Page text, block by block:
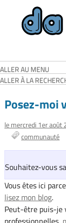
ALLER AU MENU
ALLER À LA
Posez-moi
le mercredi 1er août
communauté
Souhaitez-vous
Vous êtes ici
lisez mon blog.
Peut-être puis-je